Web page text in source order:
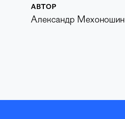
АВТОР
Александр Мехоношин